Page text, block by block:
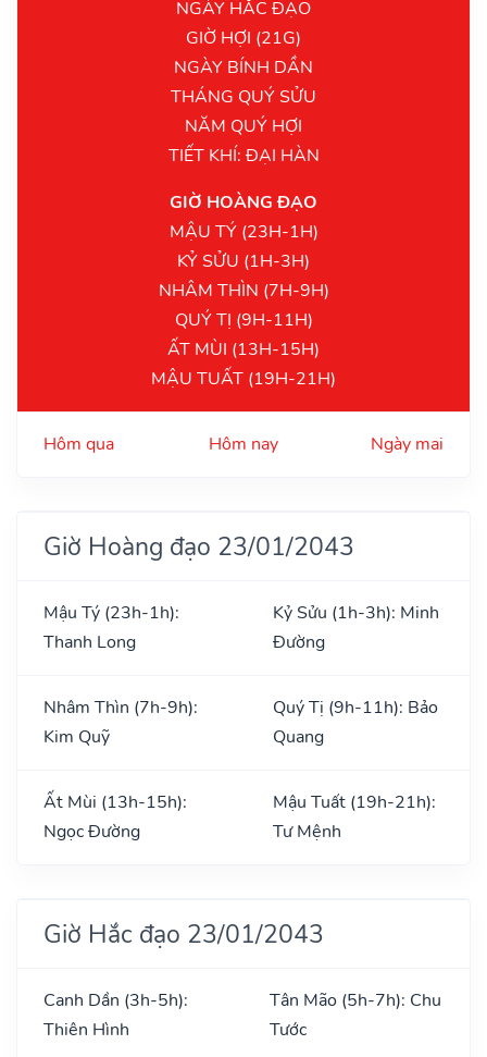
NGÀY HẮC ĐẠO
GIỜ HỢI (21G)
NGÀY BÍNH DẦN
THÁNG QUÝ SỬU
NĂM QUÝ HỢI
TIẾT KHÍ: ĐẠI HÀN
GIỜ HOÀNG ĐẠO
MẬU TÝ (23H-1H)
KỶ SỬU (1H-3H)
NHÂM THÌN (7H-9H)
QUÝ TỊ (9H-11H)
ẤT MÙI (13H-15H)
MẬU TUẤT (19H-21H)
Hôm qua Hôm nay Ngày mai
Giờ Hoàng đạo 23/01/2043
Mậu Tý (23h-1h):
Thanh Long
Kỷ Sửu (1h-3h): Minh
Đường
Nhâm Thìn (7h-9h):
Kim Quỹ
Quý Tị (9h-11h): Bảo
Quang
Ất Mùi (13h-15h):
Ngọc Đường
Mậu Tuất (19h-21h):
Tư Mệnh
Giờ Hắc đạo 23/01/2043
Canh Dần (3h-5h):
Thiên Hình
Tân Mão (5h-7h): Chu
Tước